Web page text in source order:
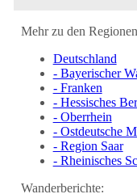
Mehr zu den
Deutschland
- Bayerischer
- Franken
- Hessisches
- Oberrhein
- Ostdeutsche
- Region Saar
- Rheinisches
Wanderberichte: